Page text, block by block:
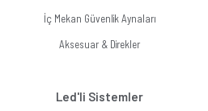
İç Mekan Güvenlik Aynaları
Aksesuar & Direkler
Led'li Sistemler